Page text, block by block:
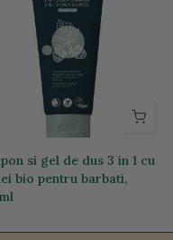
si gel de dus 3 in 1 cu
bio pentru barbati,